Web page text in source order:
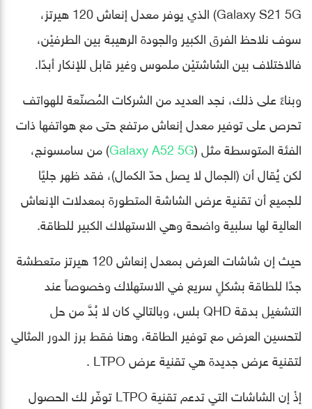
Galaxy S21 5G) الذي يوفر معدل إنعاش 120 هيرتز،
سوف نلاحظ الفرق الكبير والجودة الرهيبة بين الطرفيْن،
فالاختلاف بين الشاشتيْن ملموس وغير قابل للإنكار أبدًا.
وبناءً على ذلك، نجد العديد من الشركات المُصنّعة للهواتف
تحرص على توفير معدل إنعاش مرتفع حتى مع هواتفها ذات
الفئة المتوسطة مثل (Galaxy A52 5G) من سامسونج،
لكن يُقال أن (الجمال لا يصل حدّ الكمال)، فقد ظهر جليًا
للجميع أن تقنية عرض الشاشة المتطورة بمعدلات الإنعاش
العالية لها سلبية واضحة وهي الاستهلاك الكبير للطاقة.
حيث إن شاشات العرض بمعدل إنعاش 120 هيرتز متعطشة
جدًا للطاقة بشكلٍ سريع في الاستهلاك وخصوصاً عند
التشغيل بدقة QHD بلس، وبالتالي كان لا بُدَّ من حل
لتحسين العرض مع توفير الطاقة، وهنا فقط برز الدور المثالي
لتقنية عرض جديدة هي تقنية عرض LTPO .
إذْ إن الشاشات التي تدعم تقنية LTPO توفّر لك الحصول